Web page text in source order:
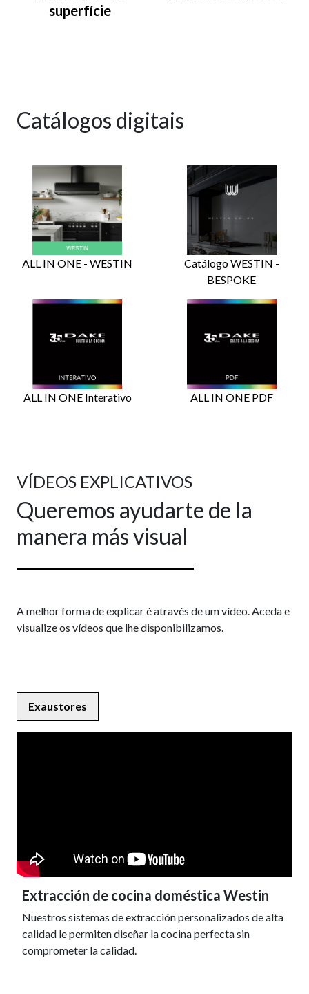
superfície
Catálogos digitais
ALL IN ONE - WESTIN
Catálogo WESTIN -
BESPOKE
ALL IN ONE Interativo ALL IN ONE PDF
VÍDEOS EXPLICATIVOS
Queremos ayudarte de la
manera más visual
A melhor forma de explicar é através de um vídeo. Aceda e
visualize os vídeos que lhe disponibilizamos.
Exaustores
Extracción de cocina doméstica Westin
Nuestros sistemas de extracción personalizados de alta
calidad le permiten diseñar la cocina perfecta sin
comprometer la calidad.